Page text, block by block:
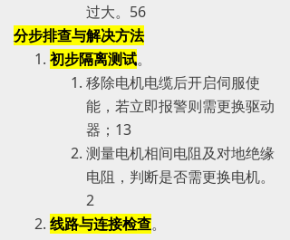
过大。‌‌5‌‌6
分步排查与解决方法
初步隔离测试。
移除电机电缆后开启伺服使
能，若立即报警则需更换驱动
器；‌‌1‌‌3
测量电机相间电阻及对地绝缘
电阻，判断是否需更换电机。‌‌
2
线路与连接检查。